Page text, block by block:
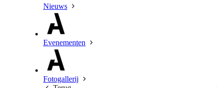
Nieuws
Evenementen
Fotogallerij